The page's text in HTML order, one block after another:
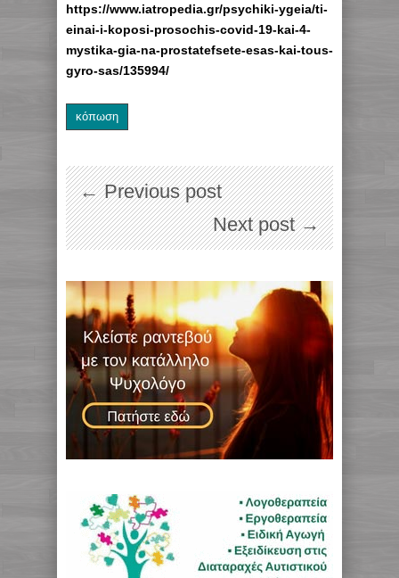
https://www.iatropedia.gr/psychiki-ygeia/ti-
einai-i-koposi-prosochis-covid-19-kai-4-
mystika-gia-na-prostatefsete-esas-kai-tous-
gyro-sas/135994/
κόπωση
← Previous post
Next post →